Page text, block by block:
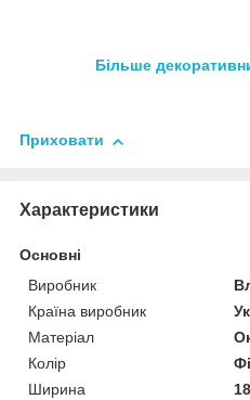
Більше
Приховати
Характеристики
Основні
Виробник
Країна виробник
Матеріал
Колір
Ширина